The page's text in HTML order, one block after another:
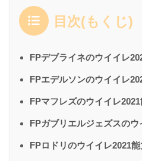
目次(もくじ)
FPデブライネのウイイレ
FPエデルソンのウイイレ
FPマフレズのウイイレ
FPガブリエルジェズスの
FPロドリのウイイレ2021